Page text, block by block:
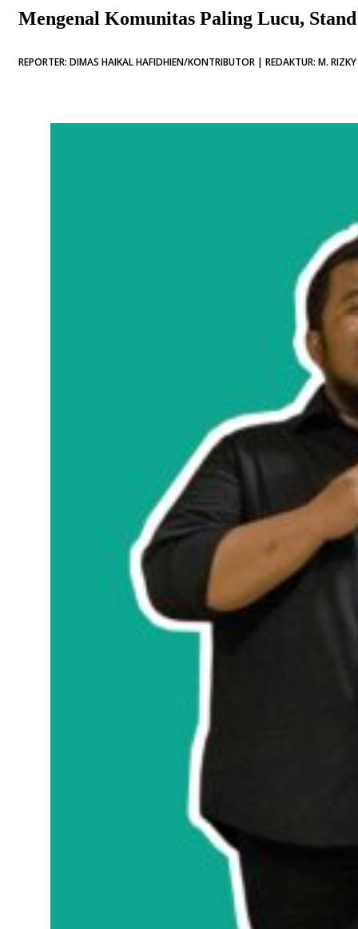
Mengenal Komunitas Paling Lucu,
REPORTER: DIMAS HAIKAL HAFIDHIEN/KONTRIBUTOR | REDAKTUR: M.